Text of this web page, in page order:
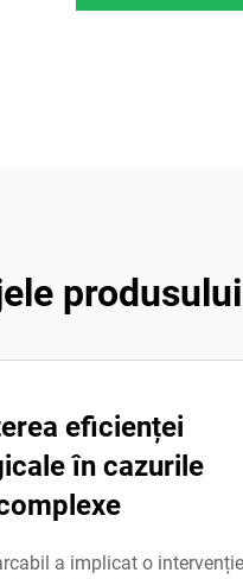
produsului
eficienței
în cazurile
a implicat o intervenție